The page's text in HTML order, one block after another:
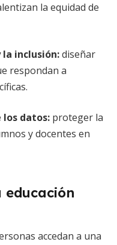
la equidad de
inclusión:diseñar
respondan a
los datos: proteger la
y docentes en
accedan a una